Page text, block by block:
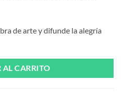
de arte y difunde la alegría
AL CARRITO